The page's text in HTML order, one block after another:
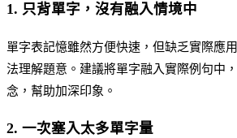
1. 只背單字，沒有融入情境中
單字表記憶雖然方便快速，但缺乏實際應
法理解題意。建議將單字融入實際例句中
念，幫助加深印象。
2. 一次塞入太多單字量